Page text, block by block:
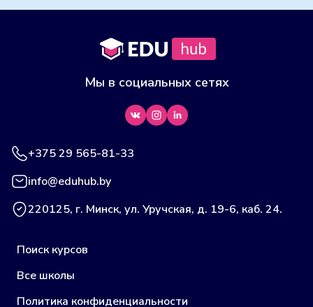
Мы в социальных сетях
Поиск курсов
Все школы
Политика конфиденциальности
+375 29 565-81-33
info@eduhub.by
220125, г. Минск, ул. Уручская, д. 19-6, каб. 24.